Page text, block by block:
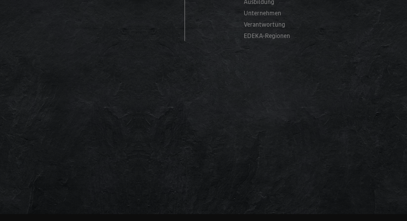
Unternehmen
Verantwortung
EDEKA-Regionen